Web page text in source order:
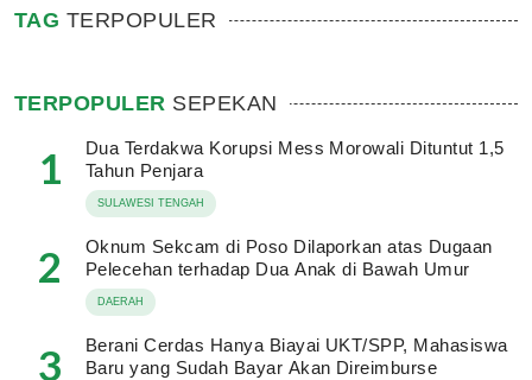
TAG TERPOPULER
TERPOPULER SEPEKAN
1
Dua Terdakwa Korupsi Mess Morowali Dituntut 1,5
Tahun Penjara
SULAWESI TENGAH
2
Oknum Sekcam di Poso Dilaporkan atas Dugaan
Pelecehan terhadap Dua Anak di Bawah Umur
DAERAH
3
Berani Cerdas Hanya Biayai UKT/SPP, Mahasiswa
Baru yang Sudah Bayar Akan Direimburse